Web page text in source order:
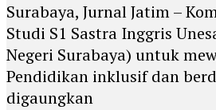
Surabaya, Jurnal Jatim –
Studi S1 Sastra Inggris
Negeri Surabaya) untuk
Pendidikan inklusif dan
digaungkan